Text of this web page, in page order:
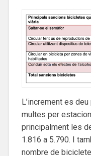
L’increment es
multes per
principalment les
1.816 a 5.790. I
nombre de